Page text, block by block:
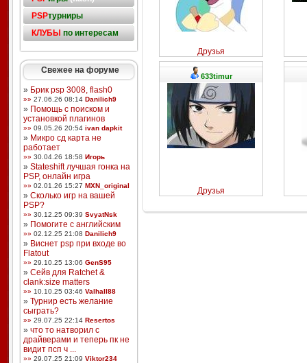
PSPтурниры
КЛУБЫ по интересам
Свежее на форуме
» Брик psp 3008, flash0
»» 27.06.26 08:14 Danilich9
» Помощь с поиском и
установкой плагинов
»» 09.05.26 20:54 ivan dapkit
» Микро сд карта не
работает
»» 30.04.26 18:58 Игорь
» Stateshift лучшая гонка на
PSP, онлайн игра
»» 02.01.26 15:27 MXN_original
» Сколько игр на вашей
PSP?
»» 30.12.25 09:39 SvyatNsk
» Помогите с английским
»» 02.12.25 21:08 Danilich9
» Виснет psp при входе во
Flatout
»» 29.10.25 13:06 GenS95
» Сейв для Ratchet &
clank:size matters
»» 10.10.25 03:46 Valhall88
» Турнир есть желание
сыграть?
»» 29.07.25 22:14 Resertos
» что то натворил с
драйверами и теперь пк не
видит псп ч ...
»» 29.07.25 21:09 Viktor234
Друзья
633timur
Друзья